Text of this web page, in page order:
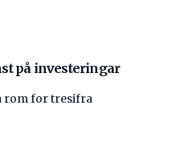
på investeringar
rom for tresifra